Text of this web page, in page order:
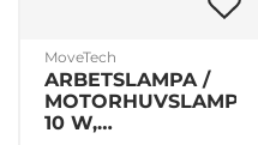
MoveTech
ARBETSLAMPA /
MOTORHUVSLAMPA
10 W,